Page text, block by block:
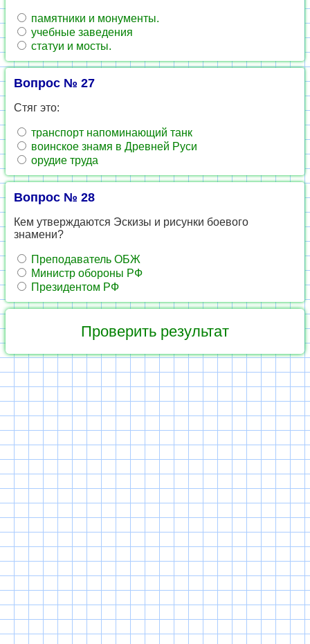
памятники и монументы.
учебные заведения
статуи и мосты.
Вопрос № 27
Стяг это:
транспорт напоминающий танк
воинское знамя в Древней Руси
орудие труда
Вопрос № 28
Кем утверждаются Эскизы и рисунки боевого
знамени?
Преподаватель ОБЖ
Министр обороны РФ
Президентом РФ